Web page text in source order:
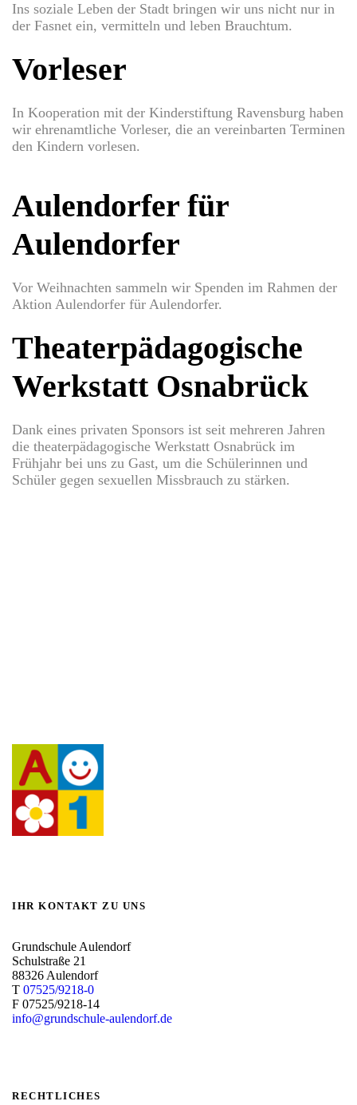
Ins soziale Leben der Stadt bringen wir uns nicht nur in
der Fasnet ein, vermitteln und leben Brauchtum.
Vorleser
In Kooperation mit der Kinderstiftung Ravensburg haben
wir ehrenamtliche Vorleser, die an vereinbarten Terminen
den Kindern vorlesen.
Aulendorfer für
Aulendorfer
Vor Weihnachten sammeln wir Spenden im Rahmen der
Aktion Aulendorfer für Aulendorfer.
Theaterpädagogische
Werkstatt Osnabrück
Dank eines privaten Sponsors ist seit mehreren Jahren
die theaterpädagogische Werkstatt Osnabrück im
Frühjahr bei uns zu Gast, um die Schülerinnen und
Schüler gegen sexuellen Missbrauch zu stärken.
IHR KONTAKT ZU UNS
Grundschule Aulendorf
Schulstraße 21
88326 Aulendorf
T 07525/9218-0
F 07525/9218-14
info@grundschule-aulendorf.de
RECHTLICHES